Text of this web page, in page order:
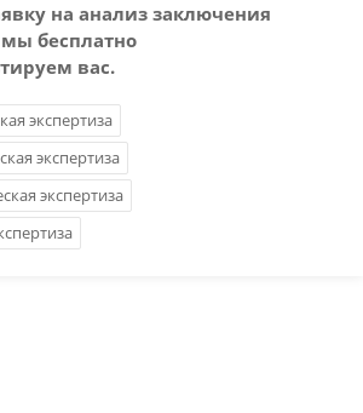
на анализ заключения
бесплатно
вас.
экспертиза
экспертиза
экспертиза